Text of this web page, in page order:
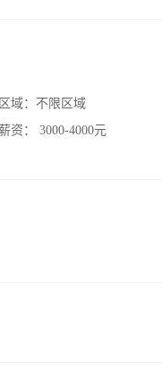
域： 不限区域
资：
3000-4000元